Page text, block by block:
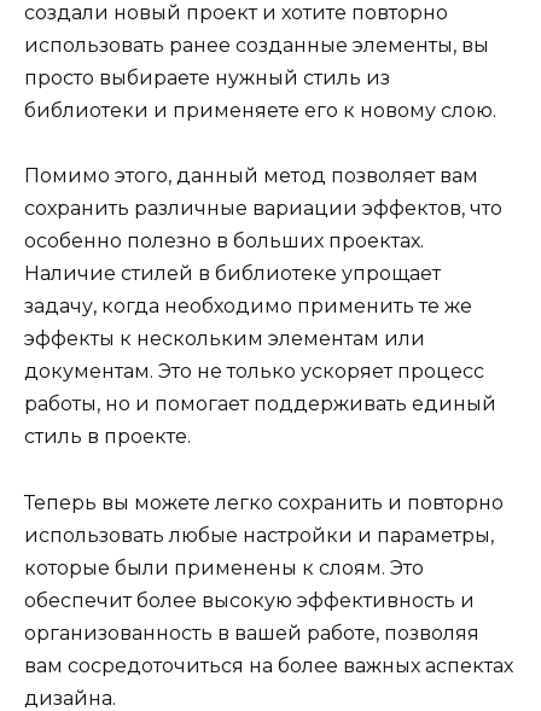
создали новый проект и хотите повторно
использовать ранее созданные элементы, вы
просто выбираете нужный стиль из
библиотеки и применяете его к новому слою.
Помимо этого, данный метод позволяет вам
сохранить различные вариации эффектов, что
особенно полезно в больших проектах.
Наличие стилей в библиотеке упрощает
задачу, когда необходимо применить те же
эффекты к нескольким элементам или
документам. Это не только ускоряет процесс
работы, но и помогает поддерживать единый
стиль в проекте.
Теперь вы можете легко сохранить и повторно
использовать любые настройки и параметры,
которые были применены к слоям. Это
обеспечит более высокую эффективность и
организованность в вашей работе, позволяя
вам сосредоточиться на более важных аспектах
дизайна.